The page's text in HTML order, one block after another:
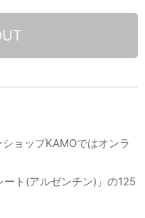
ョップKAMOではオンラ
ト(アルゼンチン)」の125